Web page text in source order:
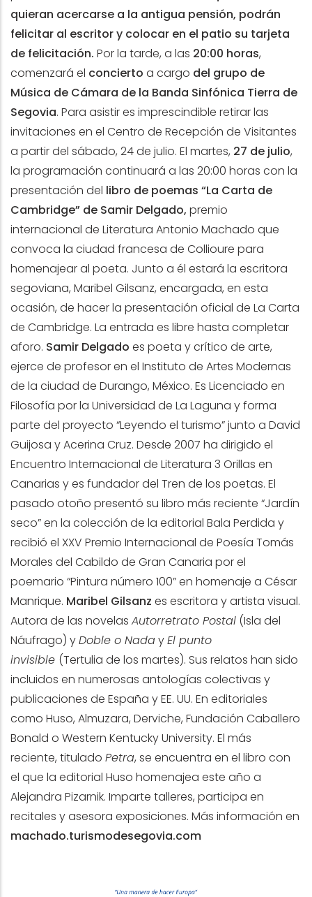
quieran acercarse a la antigua pensión, podrán
felicitar al escritor y colocar en el patio su tarjeta
de felicitación. Por la tarde, a las 20:00 horas,
comenzará el concierto a cargo del grupo de
Música de Cámara de la Banda Sinfónica Tierra de
Segovia. Para asistir es imprescindible retirar las
invitaciones en el Centro de Recepción de Visitantes
a partir del sábado, 24 de julio. El martes, 27 de julio,
la programación continuará a las 20:00 horas con la
presentación del libro de poemas “La Carta de
Cambridge” de Samir Delgado, premio
internacional de Literatura Antonio Machado que
convoca la ciudad francesa de Collioure para
homenajear al poeta. Junto a él estará la escritora
segoviana, Maribel Gilsanz, encargada, en esta
ocasión, de hacer la presentación oficial de La Carta
de Cambridge. La entrada es libre hasta completar
aforo. Samir Delgado es poeta y crítico de arte,
ejerce de profesor en el Instituto de Artes Modernas
de la ciudad de Durango, México. Es Licenciado en
Filosofía por la Universidad de La Laguna y forma
parte del proyecto “Leyendo el turismo” junto a David
Guijosa y Acerina Cruz. Desde 2007 ha dirigido el
Encuentro Internacional de Literatura 3 Orillas en
Canarias y es fundador del Tren de los poetas. El
pasado otoño presentó su libro más reciente “Jardín
seco” en la colección de la editorial Bala Perdida y
recibió el XXV Premio Internacional de Poesía Tomás
Morales del Cabildo de Gran Canaria por el
poemario “Pintura número 100” en homenaje a César
Manrique. Maribel Gilsanz es escritora y artista visual.
Autora de las novelas Autorretrato Postal (Isla del
Náufrago) yDoble o NadayEl punto
invisible (Tertulia de los martes). Sus relatos han sido
incluidos en numerosas antologías colectivas y
publicaciones de España y EE. UU. En editoriales
como Huso, Almuzara, Derviche, Fundación Caballero
Bonald o Western Kentucky University. El más
reciente, titulado Petra, se encuentra en el libro con
el que la editorial Huso homenajea este año a
Alejandra Pizarnik. Imparte talleres, participa en
recitales y asesora exposiciones. Más información en
machado.turismodesegovia.com